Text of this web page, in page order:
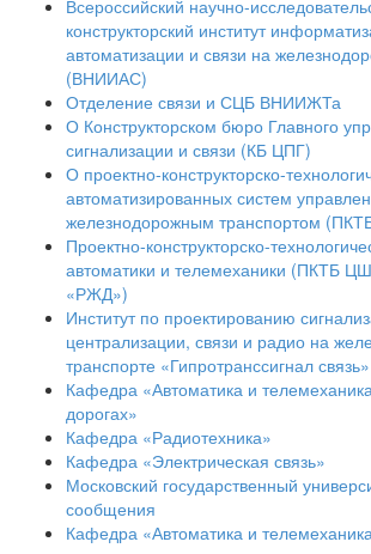
Всероссийский научно-
конструкторский институт
автоматизации и связи на
(ВНИИАС)
Отделение связи и СЦБ ВНИИЖТа
О Конструкторском бюро Главного
сигнализации и связи (КБ ЦПГ)
О проектно-конструкторско-
автоматизированных систем
железнодорожным транспортом
Проектно-конструкторско-
автоматики и телемеханики (ПКТБ
«РЖД»)
Институт по проектированию
централизации, связи и радио на
транспорте «Гипротранссигнал связь»
Кафедра «Автоматика и
дорогах»
Кафедра «Радиотехника»
Кафедра «Электрическая связь»
Московский государственный
сообщения
Кафедра «Автоматика и